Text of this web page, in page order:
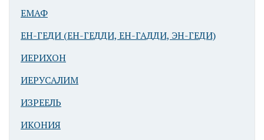
античной
мощеной
улицы
ЕМАФ
ЕН-ГЕДИ (ЕН-ГЕДДИ, ЕН-ГАДДИ, ЭН-ГЕДИ)
ИЕРИХОН
ИЕРУСАЛИМ
ИЗРЕЕЛЬ
ИКОНИЯ